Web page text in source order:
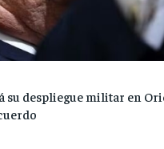
su despliegue militar en